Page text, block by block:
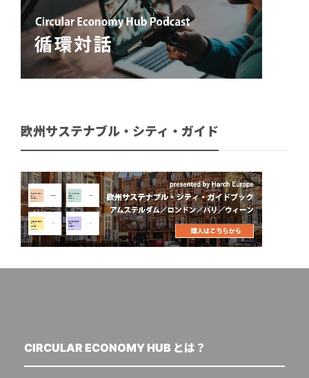
欧州サステナブル・シティ・ガイド
CIRCULAR ECONOMY HUB とは？